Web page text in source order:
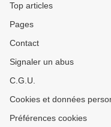
Top articles
Pages
Contact
Signaler un abus
C.G.U.
Cookies et données
Préférences cookies